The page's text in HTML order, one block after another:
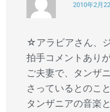
2010年2月
☆アラビアさん、
拍手コメントあり
ご夫妻で、タンザ
さっているとのこ
タンザニアの音楽